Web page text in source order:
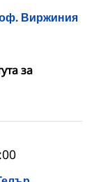
Виржиния
за